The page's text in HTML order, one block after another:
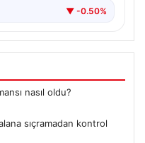
▼ -0.50%
nasıl oldu?
sıçramadan kontrol